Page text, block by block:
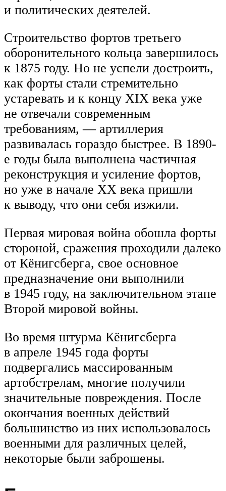
и политических деятелей.
Строительство фортов третьего
оборонительного кольца завершилось
к 1875 году. Но не успели достроить,
как форты стали стремительно
устаревать и к концу XIX века уже
не отвечали современным
требованиям, — артиллерия
развивалась гораздо быстрее. В 1890-
е годы была выполнена частичная
реконструкция и усиление фортов,
но уже в начале XX века пришли
к выводу, что они себя изжили.
Первая мировая война обошла форты
стороной, сражения проходили далеко
от Кёнигсберга, свое основное
предназначение они выполнили
в 1945 году, на заключительном этапе
Второй мировой войны.
Во время штурма Кёнигсберга
в апреле 1945 года форты
подвергались массированным
артобстрелам, многие получили
значительные повреждения. После
окончания военных действий
большинство из них использовалось
военными для различных целей,
некоторые были заброшены.